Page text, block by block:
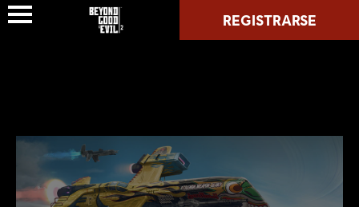
PROGRAMA ESPACIAL DE SIMIOS
REGISTRARSE